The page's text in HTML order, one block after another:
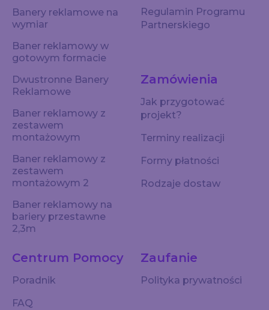
Banery reklamowe na
wymiar
Baner reklamowy w
gotowym formacie
Dwustronne Banery
Reklamowe
Baner reklamowy z
zestawem
montażowym
Baner reklamowy z
zestawem
montażowym 2
Baner reklamowy na
bariery przestawne
2,3m
Regulamin Programu
Partnerskiego
Centrum Pomocy
Poradnik
FAQ
Zaufanie
Polityka prywatności
Zamówienia
Jak przygotować
projekt?
Terminy realizacji
Formy płatności
Rodzaje dostaw